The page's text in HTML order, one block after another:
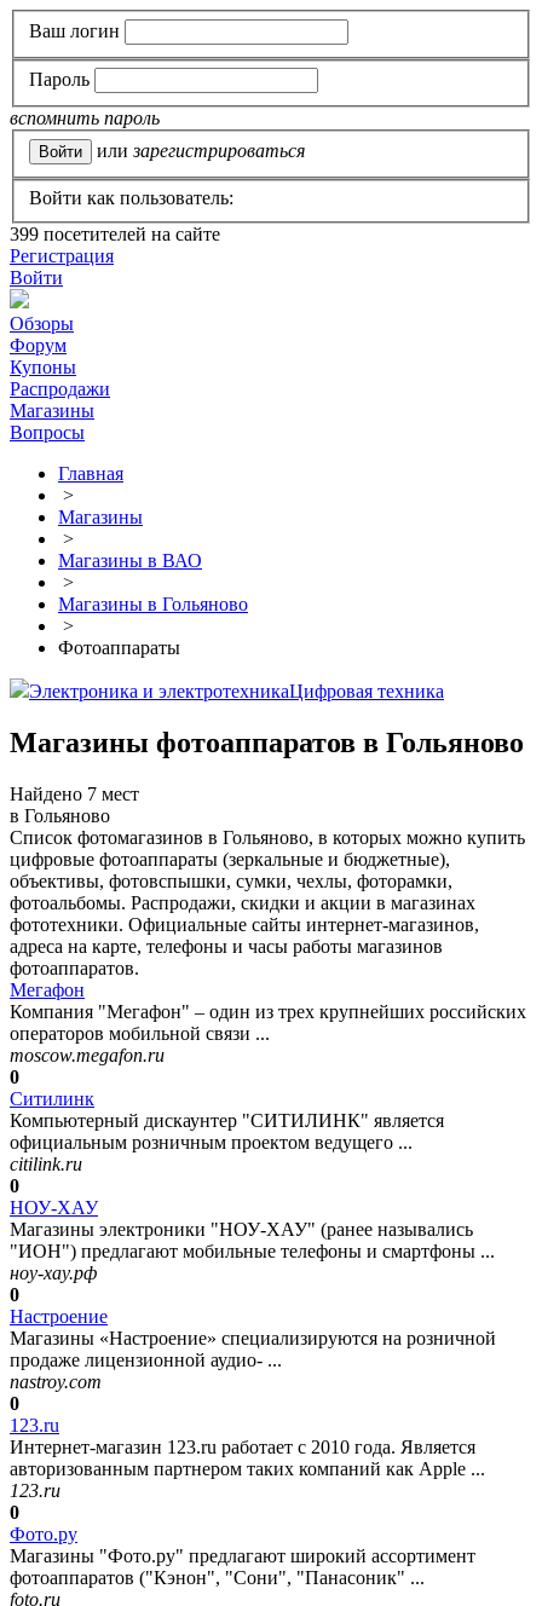
Ваш логин
Пароль
вспомнить пароль
или зарегистрироваться
Войти как пользователь:
399 посетителей на сайте
Регистрация
Войти
Обзоры
Форум
Купоны
Распродажи
Магазины
Вопросы
Главная
>
Магазины
>
Магазины в ВАО
>
Магазины в Гольяново
>
Фотоаппараты
Электроника и электротехникаЦифровая техника
Магазины фотоаппаратов в Гольяново
Найдено 7 мест
в Гольяново
Список фотомагазинов в Гольяново, в которых можно купить
цифровые фотоаппараты (зеркальные и бюджетные),
объективы, фотовспышки, сумки, чехлы, фоторамки,
фотоальбомы. Распродажи, скидки и акции в магазинах
фототехники. Официальные сайты интернет-магазинов,
адреса на карте, телефоны и часы работы магазинов
фотоаппаратов.
Мегафон
Компания "Мегафон" – один из трех крупнейших российских
операторов мобильной связи ...
moscow.megafon.ru
0
Ситилинк
Компьютерный дискаунтер "СИТИЛИНК" является
официальным розничным проектом ведущего ...
citilink.ru
0
НОУ-ХАУ
Магазины электроники "НОУ-ХАУ" (ранее назывались
"ИОН") предлагают мобильные телефоны и смартфоны ...
ноу-хау.рф
0
Настроение
Магазины «Настроение» специализируются на розничной
продаже лицензионной аудио- ...
nastroy.com
0
123.ru
Интернет-магазин 123.ru работает с 2010 года. Является
авторизованным партнером таких компаний как Apple ...
123.ru
0
Фото.ру
Магазины "Фото.ру" предлагают широкий ассортимент
фотоаппаратов ("Кэнон", "Сони", "Панасоник" ...
foto.ru